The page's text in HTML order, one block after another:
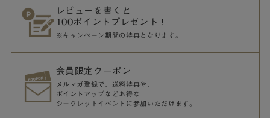
レビューを書くと
100ポイントプレゼント！
※キャンペーン期間の特典となります。
会員限定クーポン
メルマガ登録で、送料特典や、
ポイントアップなどお得な
シークレットイベントに参加いただけます。